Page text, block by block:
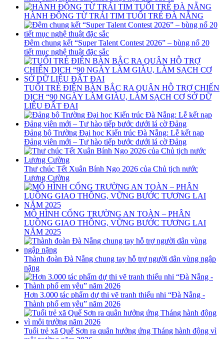
HÀNH ĐỘNG TỪ TRÁI TIM TUỔI TRẺ ĐÀ NẴNG
Đêm chung kết “Super Talent Contest 2026” – bùng nổ 20
tiết mục nghệ thuật đặc sắc
TUỔI TRẺ ĐIỆN BÀN BẮC RA QUÂN HỖ TRỢ CHIẾN
DỊCH “90 NGÀY LÀM GIÀU, LÀM SẠCH CƠ SỞ DỮ
LIỆU ĐẤT ĐAI
Đảng bộ Trường Đại học Kiến trúc Đà Nẵng: Lễ kết nạp
Đảng viên mới – Tự hào tiếp bước dưới lá cờ Đảng
Thư chúc Tết Xuân Bính Ngọ 2026 của Chủ tịch nước
Lương Cường
MÔ HÌNH CỔNG TRƯỜNG AN TOÀN – PHÂN
LUỒNG GIAO THÔNG, VỮNG BƯỚC TƯƠNG LAI
NĂM 2025
Thành đoàn Đà Nẵng chung tay hỗ trợ người dân vùng ngập
nặng
Hơn 3.000 tác phẩm dự thi vẽ tranh thiếu nhi “Đà Nẵng -
Thành phố em yêu” năm 2026
Tuổi trẻ xã Quế Sơn ra quân hưởng ứng Tháng hành động vì